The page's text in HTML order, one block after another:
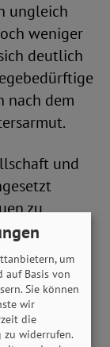
ungleich
weniger
deutlich
nach dem
und
zu
zu
mit
um
auf Basis von
Sie können
wir
die
widerrufen.